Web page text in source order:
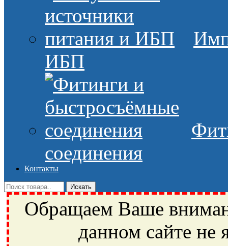
ИБП
соединения
Контакты
Обращаем Ваше
данном сайте не